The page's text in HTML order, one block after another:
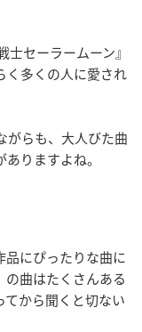
セーラームーン』
く多くの人に愛され
がらも、大人びた曲
りますよね。
品にぴったりな曲に
曲はたくさんある
から聞くと切ない